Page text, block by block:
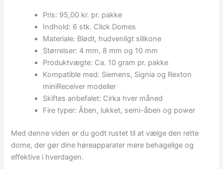
Pris: 95,00 kr. pr. pakke
Indhold: 6 stk. Click Domes
Materiale: Blødt, hudvenligt silikone
Størrelser: 4 mm, 8 mm og 10 mm
Produktvægte: Ca. 10 gram pr. pakke
Kompatible med: Siemens, Signia og Rexton
miniReceiver modeller
Skiftes anbefalet: Cirka hver måned
Fire typer: Åben, lukket, semi-åben og power
Med denne viden er du godt rustet til at vælge den rette
dome, der gør dine høreapparater mere behagelige og
effektive i hverdagen.